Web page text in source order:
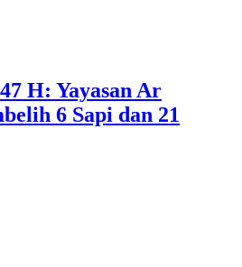
H: Yayasan Ar
6 Sapi dan 21